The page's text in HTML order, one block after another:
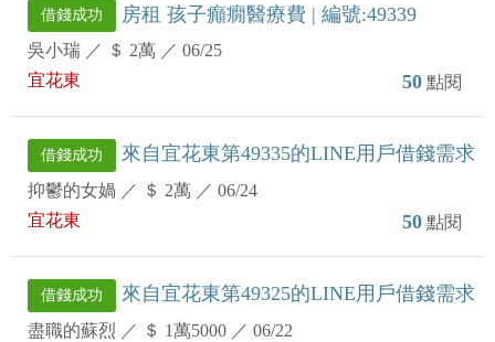
借錢成功 房租 孩子癲癇醫療費 | 編號:49339
吳小瑞 ／ ＄ 2萬 ／ 06/25
宜花東
50 點閱
借錢成功 來自宜花東第49335的LINE用戶借錢需求
抑鬱的女媧 ／ ＄ 2萬 ／ 06/24
宜花東
50 點閱
借錢成功 來自宜花東第49325的LINE用戶借錢需求
盡職的蘇烈 ／ ＄ 1萬5000 ／ 06/22